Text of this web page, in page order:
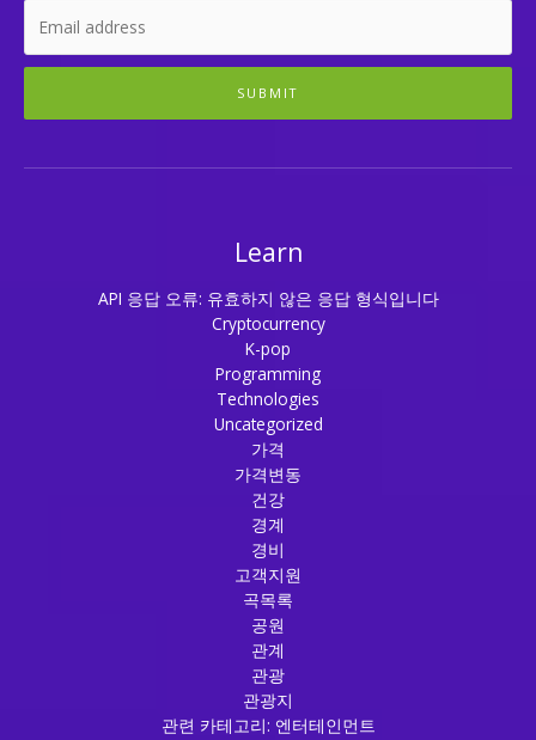
SUBMIT
Learn
API 응답 오류: 유효하지 않은 응답 형식입니다
Cryptocurrency
K-pop
Programming
Technologies
Uncategorized
가격
가격변동
건강
경계
경비
고객지원
곡목록
공원
관계
관광
관광지
관련 카테고리: 엔터테인먼트